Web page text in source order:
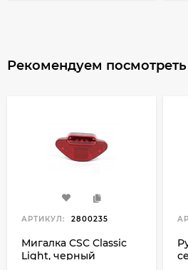
Рекомендуем посмотреть
АРТИКУЛ: 2800235
Мигалка CSC Classic
Light, черный